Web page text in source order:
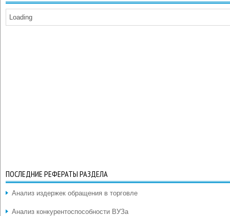
Loading
ПОСЛЕДНИЕ РЕФЕРАТЫ РАЗДЕЛА
Анализ издержек обращения в торговле
Анализ конкурентоспособности ВУЗа